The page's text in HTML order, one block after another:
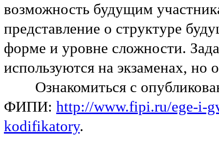
возможность будущим
представление о структуре
форме и уровне сложности.
используются на экзаменах,
Ознакомиться с
ФИПИ: http://www.fipi.ru/ege-i-
kodifikatory.